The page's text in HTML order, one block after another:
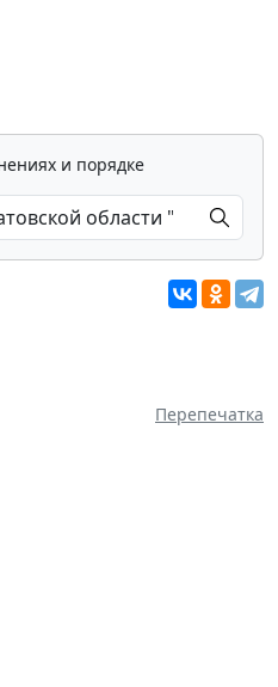
и порядке
Перепечатка